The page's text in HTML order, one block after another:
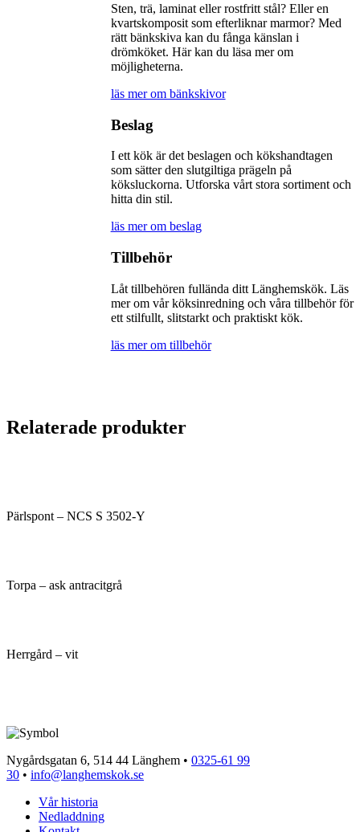
Sten, trä, laminat eller rostfritt stål? Eller en
kvartskomposit som efterliknar marmor? Med
rätt bänkskiva kan du fånga känslan i
drömköket. Här kan du läsa mer om
möjligheterna.
läs mer om bänkskivor
Beslag
I ett kök är det beslagen och kökshandtagen
som sätter den slutgiltiga prägeln på
köksluckorna. Utforska vårt stora sortiment och
hitta din stil.
läs mer om beslag
Tillbehör
Låt tillbehören fullända ditt Länghemskök. Läs
mer om vår köksinredning och våra tillbehör för
ett stilfullt, slitstarkt och praktiskt kök.
läs mer om tillbehör
Relaterade produkter
Pärlspont – NCS S 3502-Y
Torpa – ask antracitgrå
Herrgård – vit
Nygårdsgatan 6, 514 44 Länghem • 0325-61 99
30 • info@langhemskok.se
Vår historia
Nedladdning